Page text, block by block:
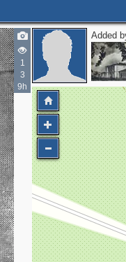
1
3
9h
Added